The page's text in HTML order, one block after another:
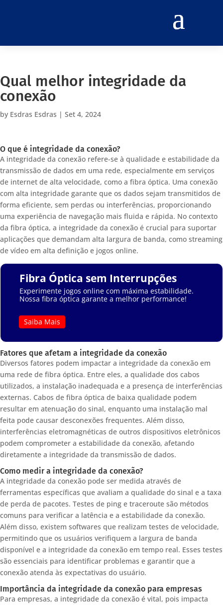
Qual melhor integridade da
conexão
by Esdras Esdras | Set 4, 2024
O que é integridade da conexão?
A integridade da conexão refere-se à qualidade e estabilidade da
transmissão de dados em uma rede, especialmente em serviços
de internet de alta velocidade, como a fibra óptica. Uma conexão
com alta integridade garante que os dados sejam transmitidos de
forma eficiente, sem perdas ou interferências, proporcionando
uma experiência de navegação mais fluida e rápida. No contexto
da fibra óptica, a integridade da conexão é crucial para suportar
aplicações que demandam alta largura de banda, como streaming
de vídeo em alta definição e jogos online.
Fibra Óptica sem Interrupções
Experimente jogos online com máxima estabilidade.
Nossa fibra óptica garante a melhor performance!
Saiba Mais
Fatores que afetam a integridade da conexão
Diversos fatores podem impactar a integridade da conexão em
uma rede de fibra óptica. Entre eles, a qualidade dos cabos
utilizados, a instalação inadequada e a presença de interferências
externas. Cabos de fibra óptica de baixa qualidade podem
resultar em atenuação do sinal, enquanto uma instalação mal
feita pode causar desconexões frequentes. Além disso,
interferências eletromagnéticas de outros dispositivos eletrônicos
podem comprometer a estabilidade da conexão, afetando
diretamente a integridade da transmissão de dados.
Como medir a integridade da conexão?
A integridade da conexão pode ser medida através de
ferramentas específicas que avaliam a qualidade do sinal e a taxa
de perda de pacotes. Testes de ping e traceroute são métodos
comuns para verificar a latência e a estabilidade da conexão.
Além disso, existem softwares que realizam testes de velocidade,
permitindo que os usuários verifiquem a largura de banda
disponível e a integridade da conexão em tempo real. Esses testes
são essenciais para identificar problemas e garantir que a
conexão atenda às expectativas do usuário.
Importância da integridade da conexão para empresas
Para empresas, a integridade da conexão é vital, pois impacta